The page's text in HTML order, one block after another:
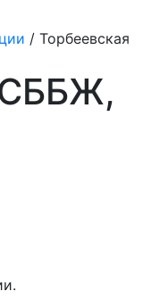
/ Торбеевская
СББЖ,